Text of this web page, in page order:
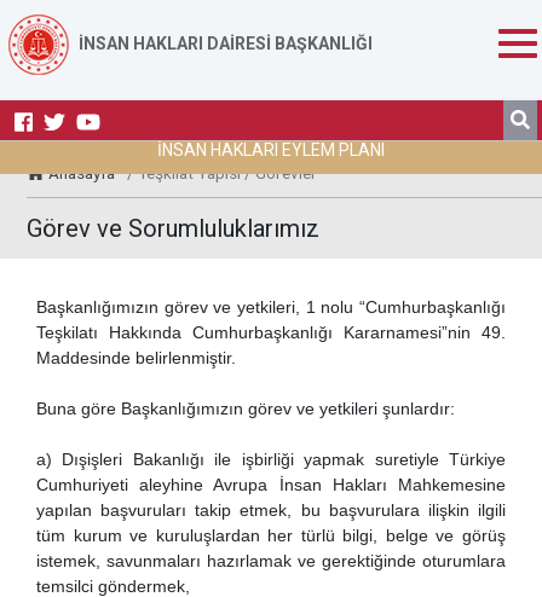
İNSAN HAKLARI DAİRESİ BAŞKANLIĞI
İNSAN HAKLARI EYLEM PLANI
Anasayfa / Teşkilat Yapısı / Görevler
Görev ve Sorumluluklarımız
Başkanlığımızın görev ve yetkileri, 1 nolu “Cumhurbaşkanlığı
Teşkilatı Hakkında Cumhurbaşkanlığı Kararnamesi”nin 49.
Maddesinde belirlenmiştir.
Buna göre Başkanlığımızın görev ve yetkileri şunlardır:
a) Dışişleri Bakanlığı ile işbirliği yapmak suretiyle Türkiye
Cumhuriyeti aleyhine Avrupa İnsan Hakları Mahkemesine
yapılan başvuruları takip etmek, bu başvurulara ilişkin ilgili
tüm kurum ve kuruluşlardan her türlü bilgi, belge ve görüş
istemek, savunmaları hazırlamak ve gerektiğinde oturumlara
temsilci göndermek,